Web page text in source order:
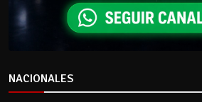
NACIONALES